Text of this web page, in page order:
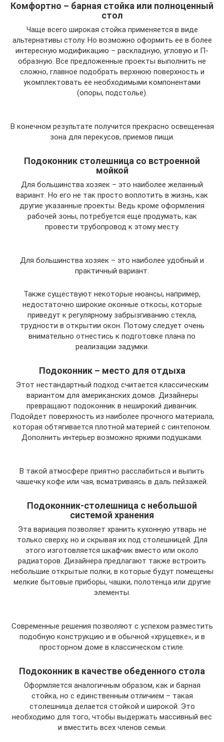
Комфортно – барная стойка или полноценный
стол
Чаще всего широкая стойка применяется в виде
альтернативы столу. Но возможно оформить ее в более
интересную модификацию – раскладную, угловую и П-
образную. Все предложенные проекты выполнить не
сложно, главное подобрать верхнюю поверхность и
укомплектовать ее необходимыми компонентами
(опоры, подстолье).
В конечном результате получится прекрасно освещенная
зона для перекусов, приемов пищи.
Подоконник столешница со встроенной
мойкой
Для большинства хозяек – это наиболее желанный
вариант. Но его не так просто воплотить в жизнь, как
другие указанные проекты. Ведь кроме оформления
рабочей зоны, потребуется еще продумать, как
провести трубопровод к этому месту.
Для большинства хозяек – это наиболее удобный и
практичный вариант.
Также существуют некоторые нюансы, например,
недостаточно широкие оконные откосы, которые
приведут к регулярному забрызгиванию стекла,
трудности в открытии окон. Потому следует очень
внимательно отнестись к подготовке плана по
реализации задумки.
Подоконник – место для отдыха
Этот нестандартный подход считается классическим
вариантом для американских домов. Дизайнеры
превращают подоконник в неширокий диванчик.
Подойдет поверхность из наиболее прочного материала,
которая обтягивается плотной материей с синтепоном.
Дополнить интерьер возможно яркими подушками.
В такой атмосфере приятно расслабиться и выпить
чашечку кофе или чая, всматриваясь в даль пейзажей.
Подоконник-столешница с небольшой
системой хранения
Эта вариация позволяет хранить кухонную утварь не
только сверху, но и скрывая их под столешницей. Для
этого изготовляется шкафчик вместо или около
радиаторов. Дизайнера предлагают также встроить
небольшие открытые полки, в которые будут помещены
мелкие бытовые приборы, чашки, полотенца или другие
элементы.
Современные решения позволяют с успехом разместить
подобную конструкцию и в обычной «хрущевке», и в
просторном доме в классическом стиле.
Подоконник в качестве обеденного стола
Оформляется аналогичным образом, как и барная
стойка, но с единственным отличием – такая
столешница делается стойкой и широкой. Это
необходимо для того, чтобы выдержать массивный вес
и вместить всех членов семьи.